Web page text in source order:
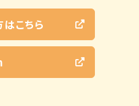
こちら